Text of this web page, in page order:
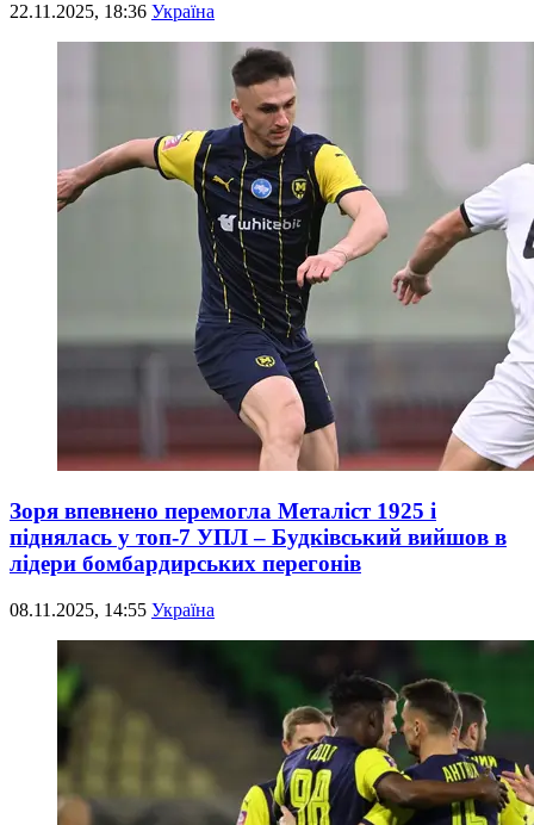
22.11.2025, 18:36 Україна
Зоря впевнено перемогла Металіст 1925 і
піднялась у топ-7 УПЛ – Будківський вийшов в
лідери бомбардирських перегонів
08.11.2025, 14:55 Україна